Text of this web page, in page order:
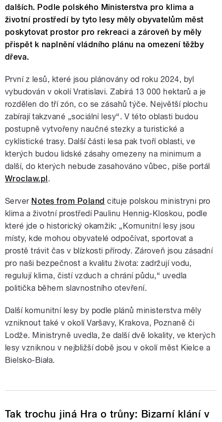
dalších. Podle polského Ministerstva pro klima a
životní prostředí by tyto lesy měly obyvatelům měst
poskytovat prostor pro rekreaci a zároveň by měly
přispět k naplnění vládního plánu na omezení těžby
dřeva.
První z lesů, které jsou plánovány od roku 2024, byl
vybudován v okolí Vratislavi. Zabírá 13 000 hektarů a je
rozdělen do tří zón, co se zásahů týče. Největší plochu
zabírají takzvané „sociální lesy“. V této oblasti budou
postupně vytvořeny naučné stezky a turistické a
cyklistické trasy. Další části lesa pak tvoří oblasti, ve
kterých budou lidské zásahy omezeny na minimum a
další, do kterých nebude zasahováno vůbec, píše portál
Wroclaw.pl.
Server Notes from Poland cituje polskou ministryni pro
klima a životní prostředí Paulinu Hennig-Kloskou, podle
které jde o historický okamžik: „Komunitní lesy jsou
místy, kde mohou obyvatelé odpočívat, sportovat a
prostě trávit čas v blízkosti přírody. Zároveň jsou zásadní
pro naši bezpečnost a kvalitu života: zadržují vodu,
regulují klima, čistí vzduch a chrání půdu,“ uvedla
politička během slavnostního otevření.
Další komunitní lesy by podle plánů ministerstva měly
vzniknout také v okolí Varšavy, Krakova, Poznaně či
Lodže. Ministryně uvedla, že další dvě lokality, ve kterých
lesy vzniknou v nejbližší době jsou v okolí měst Kielce a
Bielsko-Biała.
Tak trochu jiná Hra o trůny: Bizarní klání v